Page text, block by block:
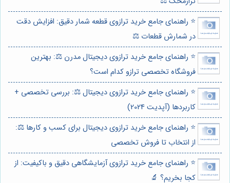
⭐️ راهنمای جامع خرید ترازوی قطعه شمار دقیق: افزایش دقت
در شمارش قطعات ⚖️
⭐️ راهنمای جامع خرید ترازوی دیجیتال مدرن ⚖️: بهترین
فروشگاه تخصصی ترازو کدام است؟
⭐️ راهنمای جامع خرید ترازوی دیجیتال ⚖️: بررسی تخصصی +
کاربردها (آپدیت 2024)
⭐️ راهنمای جامع خرید ترازوی دیجیتال برای کسب و کارها ⚖️:
از انتخاب تا فروش تخصصی
⭐️ راهنمای جامع خرید ترازوی آزمایشگاهی دقیق و باکیفیت: از
کجا بخریم؟ 🔬